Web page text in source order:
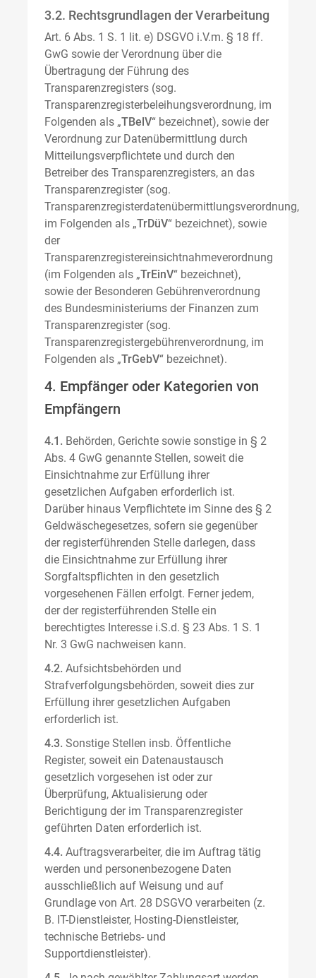
3.2. Rechtsgrundlagen der Verarbeitung
Art. 6 Abs. 1 S. 1 lit. e) DSGVO i.V.m. § 18 ff.
GwG sowie der Verordnung über die
Übertragung der Führung des
Transparenzregisters (sog.
Transparenzregisterbeleihungsverordnung, im
Folgenden als „TBelV“ bezeichnet), sowie der
Verordnung zur Datenübermittlung durch
Mitteilungsverpflichtete und durch den
Betreiber des Transparenzregisters, an das
Transparenzregister (sog.
Transparenzregisterdatenübermittlungsverordnung,
im Folgenden als „TrDüV“ bezeichnet), sowie
der
Transparenzregistereinsichtnahmeverordnung
(im Folgenden als „TrEinV“ bezeichnet),
sowie der Besonderen Gebührenverordnung
des Bundesministeriums der Finanzen zum
Transparenzregister (sog.
Transparenzregistergebührenverordnung, im
Folgenden als „TrGebV“ bezeichnet).
4. Empfänger oder Kategorien von
Empfängern
4.1. Behörden, Gerichte sowie sonstige in § 2
Abs. 4 GwG genannte Stellen, soweit die
Einsichtnahme zur Erfüllung ihrer
gesetzlichen Aufgaben erforderlich ist.
Darüber hinaus Verpflichtete im Sinne des § 2
Geldwäschegesetzes, sofern sie gegenüber
der registerführenden Stelle darlegen, dass
die Einsichtnahme zur Erfüllung ihrer
Sorgfaltspflichten in den gesetzlich
vorgesehenen Fällen erfolgt. Ferner jedem,
der der registerführenden Stelle ein
berechtigtes Interesse i.S.d. § 23 Abs. 1 S. 1
Nr. 3 GwG nachweisen kann.
4.2. Aufsichtsbehörden und
Strafverfolgungsbehörden, soweit dies zur
Erfüllung ihrer gesetzlichen Aufgaben
erforderlich ist.
4.3. Sonstige Stellen insb. Öffentliche
Register, soweit ein Datenaustausch
gesetzlich vorgesehen ist oder zur
Überprüfung, Aktualisierung oder
Berichtigung der im Transparenzregister
geführten Daten erforderlich ist.
4.4. Auftragsverarbeiter, die im Auftrag tätig
werden und personenbezogene Daten
ausschließlich auf Weisung und auf
Grundlage von Art. 28 DSGVO verarbeiten (z.
B. IT-Dienstleister, Hosting-Dienstleister,
technische Betriebs- und
Supportdienstleister).